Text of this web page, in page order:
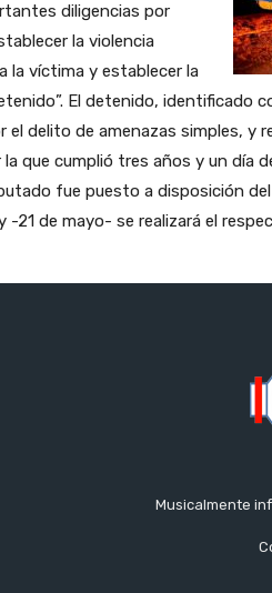
diligencias por
la violencia
la víctima y establecer la
El detenido, identificado
delito de amenazas simples, y
que cumplió tres años y un día
fue puesto a disposición
-21 de mayo- se realizará el
Musicalmente